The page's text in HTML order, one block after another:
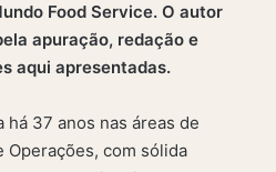
Food Service. O autor
apuração, redação e
aqui apresentadas.
há 37 anos nas áreas de
Operações, com sólida